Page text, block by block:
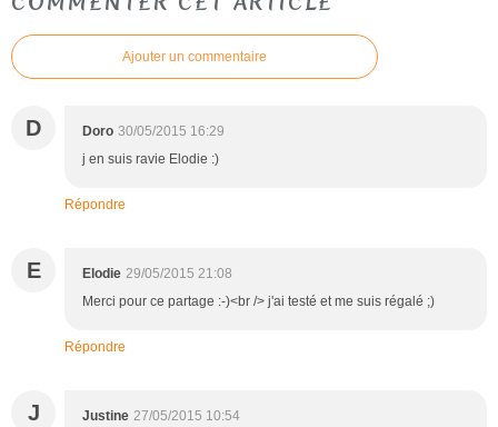
Ajouter un commentaire
D Doro 30/05/2015 16:29
j en suis ravie Elodie :)
Répondre
E Elodie 29/05/2015 21:08
Merci pour ce partage :-)<br /> j'ai testé et me suis régalé ;)
Répondre
J Justine 27/05/2015 10:54